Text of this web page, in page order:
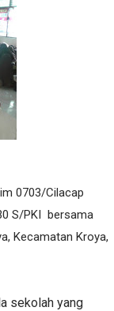
0703/Cilacap
S/PKI bersama
Kecamatan Kroya,
sekolah yang